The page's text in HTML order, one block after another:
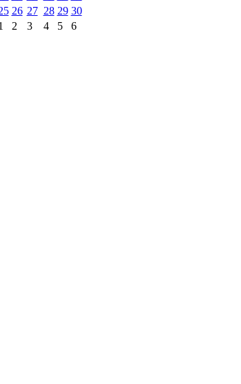
26 27 28 29 30
2 3 4 5 6